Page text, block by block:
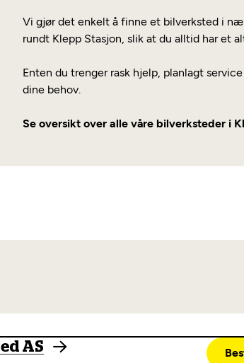
Vi gjør det enkelt å finne et bilverksted i
rundt Klepp Stasjon, slik at du alltid har et
Enten du trenger rask hjelp, planlagt
dine behov.
Se oversikt over alle våre bilverksteder i
AS